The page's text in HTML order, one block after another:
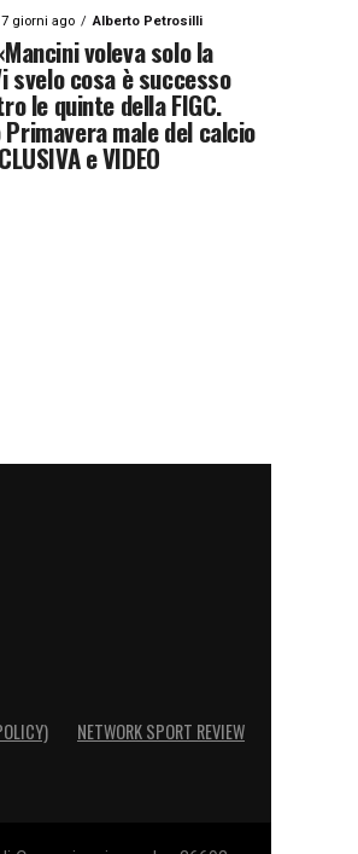
7 giorni ago Alberto Petrosilli
voleva solo la
svelo cosa è successo
le quinte della FIGC.
male del calcio
e VIDEO
NETWORK SPORT REVIEW